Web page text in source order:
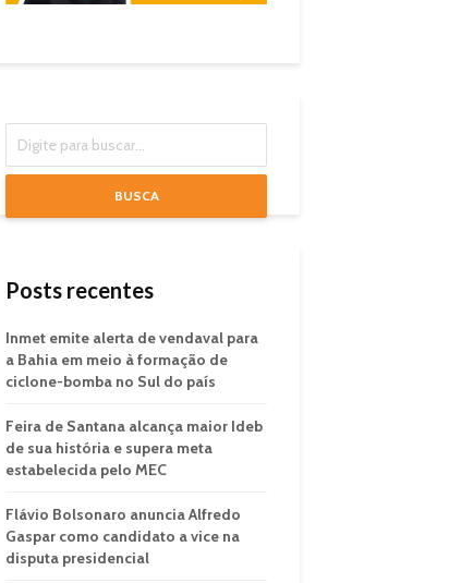
BUSCA
Posts recentes
Inmet emite alerta de vendaval para
a Bahia em meio à formação de
ciclone-bomba no Sul do país
Feira de Santana alcança maior Ideb
de sua história e supera meta
estabelecida pelo MEC
Flávio Bolsonaro anuncia Alfredo
Gaspar como candidato a vice na
disputa presidencial